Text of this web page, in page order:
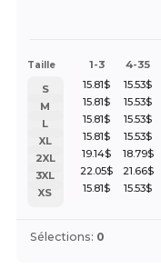
Taille 1-3 4-35
S 15.81$ 15.53$
M
15.81$ 15.53$
L
15.81$ 15.53$
XL
15.81$ 15.53$
2XL
19.14$ 18.79$
3XL
22.05$ 21.66$
XS
15.81$ 15.53$
Sélections: 0